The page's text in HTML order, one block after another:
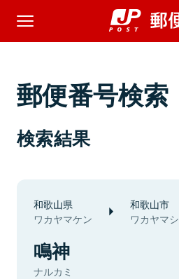
郵便番号検索
検索結果
和歌山県
ワカヤマケン
和歌山市
ワカヤマシ
鳴神
ナルカミ